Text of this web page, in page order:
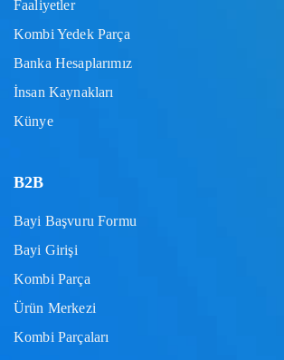
Faaliyetler
Kombi Yedek Parça
Banka Hesaplarımız
İnsan Kaynakları
Künye
B2B
Bayi Başvuru Formu
Bayi Girişi
Kombi Parça
Ürün Merkezi
Kombi Parçaları